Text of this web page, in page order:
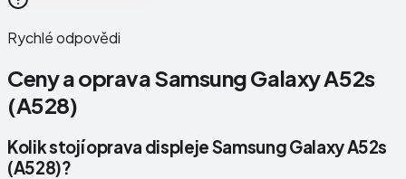
Rychlé odpovědi
Ceny a opravaSamsung Galaxy A52s
(A528)
Kolik stojí oprava displeje Samsung Galaxy A52s
(A528)?